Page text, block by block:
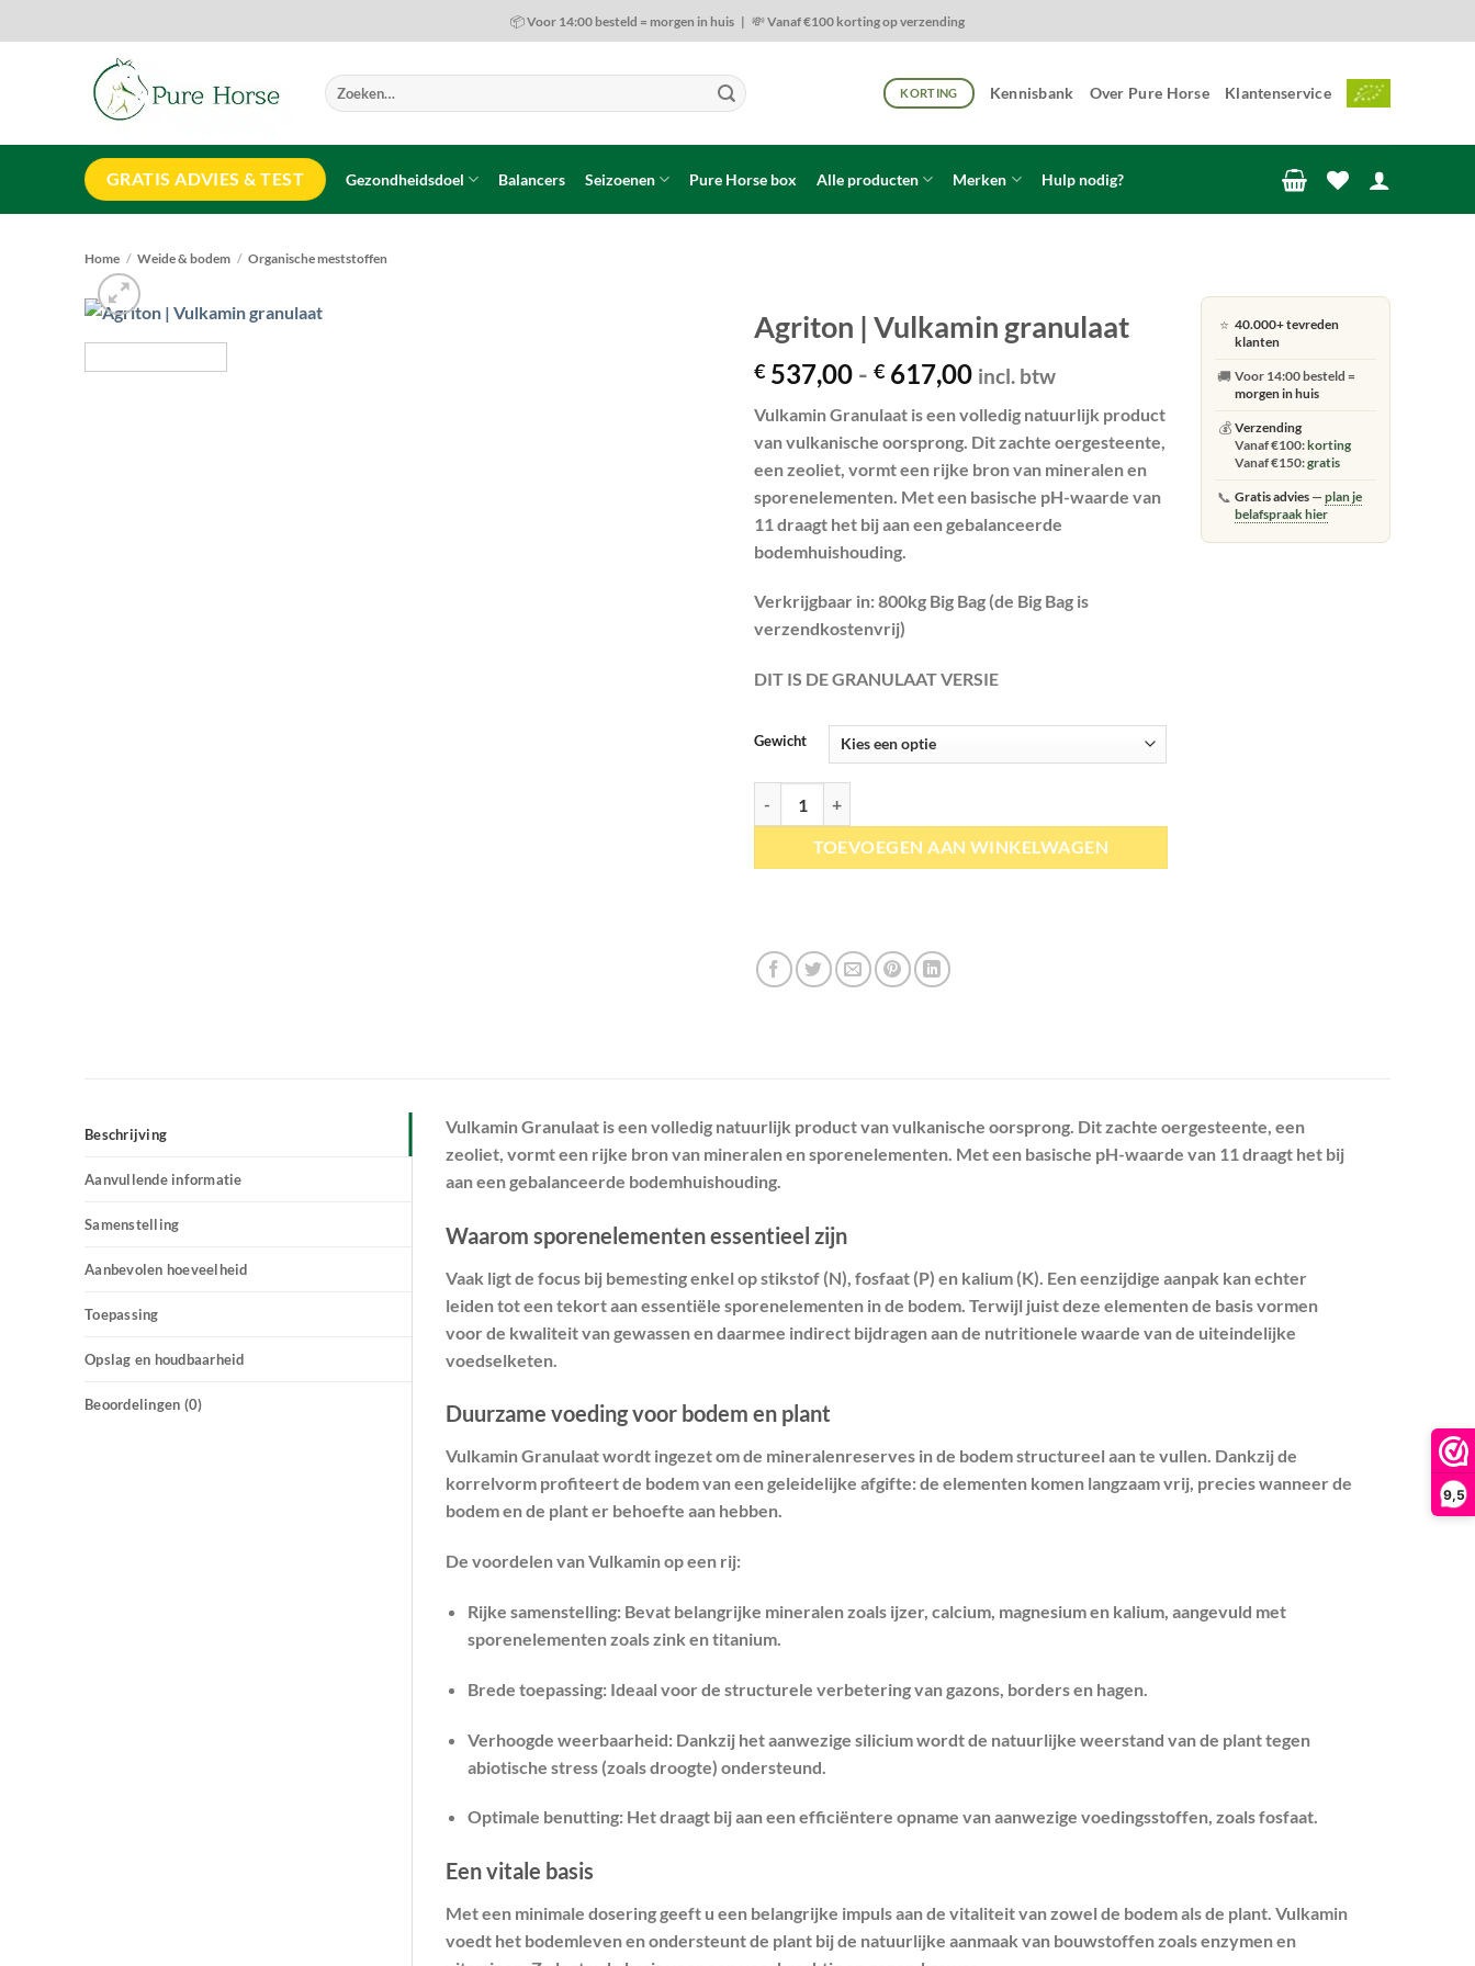
9,5
naar
📦 Voor 14:00 besteld = morgen in huis | 💸 Vanaf €100 korting op verzending
Zoeken
naar:
KORTING Kennisbank Over Pure Horse Klantenservice
GRATIS ADVIES & TEST Gezondheidsdoel Balancers Seizoenen Pure Horse box Alle producten Merken Hulp nodig?
Home / Weide & bodem / Organische meststoffen
Agriton | Vulkamin granulaat
€ 537,00 - € 617,00Prijsklasse:
tot
€ 617,00
incl. btw
Vulkamin Granulaat is een volledig natuurlijk product
van vulkanische oorsprong. Dit zachte oergesteente,
een zeoliet, vormt een rijke bron van mineralen en
sporenelementen. Met een basische pH-waarde van
11 draagt het bij aan een gebalanceerde
bodemhuishouding.
Verkrijgbaar in: 800kg Big Bag (de Big Bag is
verzendkostenvrij)
DIT IS DE GRANULAAT VERSIE
Gewicht
TOEVOEGEN AAN WINKELWAGEN
⭐ 40.000+ tevreden
klanten
🚚 Voor 14:00 besteld =
morgen in huis
💰 Verzending
Vanaf €100:korting
Vanaf €150:gratis
📞 Gratis advies— plan je
belafspraak hier
Beschrijving
Aanvullende informatie
Samenstelling
Aanbevolen hoeveelheid
Toepassing
Opslag en houdbaarheid
Beoordelingen (0)
Vulkamin Granulaat is een volledig natuurlijk product van vulkanische oorsprong. Dit zachte oergesteente, een
zeoliet, vormt een rijke bron van mineralen en sporenelementen. Met een basische pH-waarde van 11 draagt het bij
aan een gebalanceerde bodemhuishouding.
Waarom sporenelementen essentieel zijn
Vaak ligt de focus bij bemesting enkel op stikstof (N), fosfaat (P) en kalium (K). Een eenzijdige aanpak kan echter
leiden tot een tekort aan essentiële sporenelementen in de bodem. Terwijl juist deze elementen de basis vormen
voor de kwaliteit van gewassen en daarmee indirect bijdragen aan de nutritionele waarde van de uiteindelijke
voedselketen.
Duurzame voeding voor bodem en plant
Vulkamin Granulaat wordt ingezet om de mineralenreserves in de bodem structureel aan te vullen. Dankzij de
korrelvorm profiteert de bodem van eengeleidelijke afgifte: de elementen komen langzaam vrij, precies wanneer de
bodem en de plant er behoefte aan hebben.
De voordelen van Vulkamin op een rij:
Rijke samenstelling: Bevat belangrijke mineralen zoals ijzer, calcium, magnesium en kalium, aangevuld met
sporenelementen zoals zink en titanium.
Brede toepassing: Ideaal voor de structurele verbetering van gazons, borders en hagen.
Verhoogde weerbaarheid: Dankzij het aanwezige silicium wordt de natuurlijke weerstand van de plant tegen
abiotische stress (zoals droogte) ondersteund.
Optimale benutting: Het draagt bij aan een efficiëntere opname van aanwezige voedingsstoffen, zoals fosfaat.
Een vitale basis
Met een minimale dosering geeft u een belangrijke impuls aan de vitaliteit van zowel de bodem als de plant. Vulkamin
voedt het bodemleven en ondersteunt de plant bij de natuurlijke aanmaak van bouwstoffen zoals enzymen en